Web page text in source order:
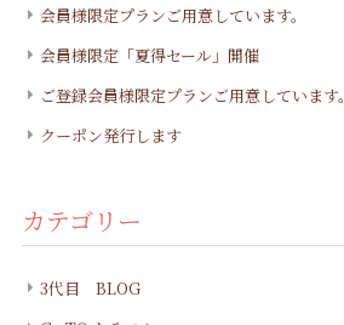
会員様限定プランご用意しています。
会員様限定「夏得セール」開催
ご登録会員様限定プランご用意しています。
クーポン発行します
カテゴリー
3代目 BLOG